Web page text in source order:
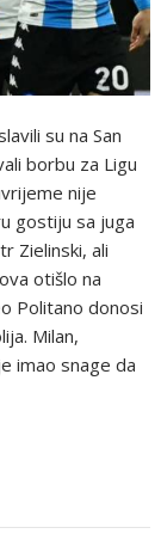
su na San
borbu za Ligu
nije
gostiju sa juga
Zielinski, ali
otišlo na
Politano donosi
Milan,
imao snage da